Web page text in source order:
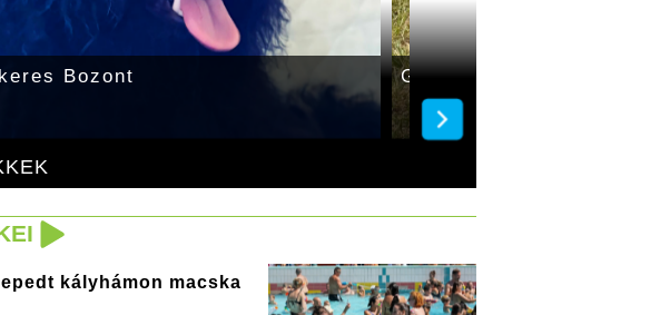
Bozont Gazdit keres Lotti
kályhámon macska